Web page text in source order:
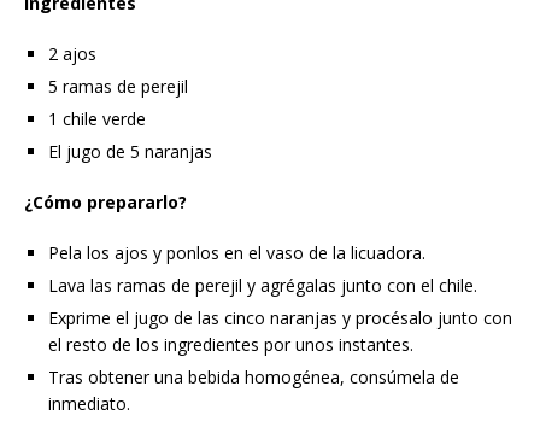
2 ajos
5 ramas de perejil
1 chile verde
El jugo de 5 naranjas
¿Cómo prepararlo?
Pela los ajos y ponlos en el vaso de la licuadora.
Lava las ramas de perejil y agrégalas junto con el chile.
Exprime el jugo de las cinco naranjas y procésalo junto con
el resto de los ingredientes por unos instantes.
Tras obtener una bebida homogénea, consúmela de
inmediato.